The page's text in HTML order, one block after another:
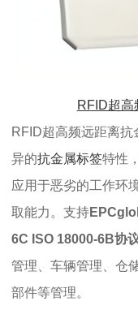
RFID超
RFID超高频远距离抗
异的抗金属标签特性
应用于恶劣的工作环
取能力。 支持
6C ISO 18000-6B协
管理、车辆管理、仓
部件等管理。